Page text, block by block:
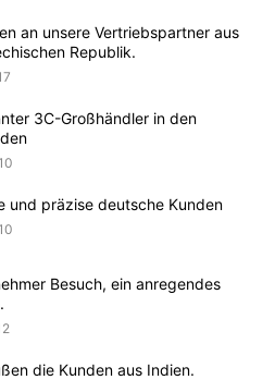
an unsere Vertriebspartner aus
Republik.
3C-Großhändler in den
und präzise deutsche Kunden
Besuch, ein anregendes
die Kunden aus Indien.